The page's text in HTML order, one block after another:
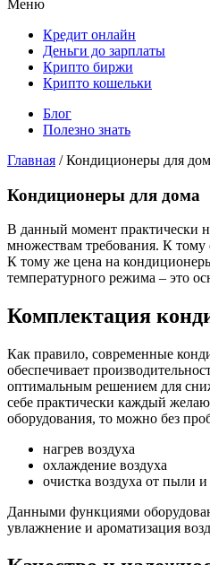
Меню
Кредит онлайн
Деньги до зарплаты
Крипто биржи
Крипто кошельки
Блог
Полезно знать
Главная / Кондиционеры для
Кондиционеры для дома
В данный момент практически
множествам требования. К тому
К тому же цена на
температурного режима – это
Комплектация
Как правило, современные
обеспечивает
оптимальным решением для
себе практически каждый
оборудования, то можно без
нагрев воздуха
охлаждение воздуха
очистка воздуха от пыли
Данными функциями
увлажнение и ароматизация